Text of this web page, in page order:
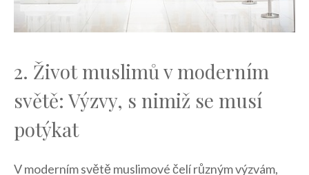
2. Život muslimů‍ v moderním
světě: Výzvy,‍ s nimiž se musí
potýkat
V moderním⁢ světě muslimové čelí různým výzvám,